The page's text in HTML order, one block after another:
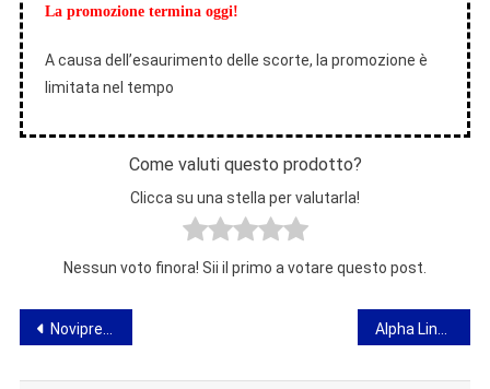
La promozione termina oggi!
A causa dell’esaurimento delle scorte, la promozione è
limitata nel tempo
Come valuti questo prodotto?
Clicca su una stella per valutarla!
Nessun voto finora! Sii il primo a votare questo post.
Navigazione
articoli
Noviprena – opinione sulla preparazione per il miglioramento della vist